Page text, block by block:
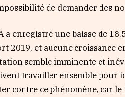
de demander des
a enregistré une baisse de
2019, et aucune croissance
semble imminente et
travailler ensemble pour
contre ce phénomène, car